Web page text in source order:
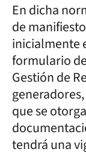
En dicha
de
inicialmente
formulario
Gestión de
que se
tendrá una